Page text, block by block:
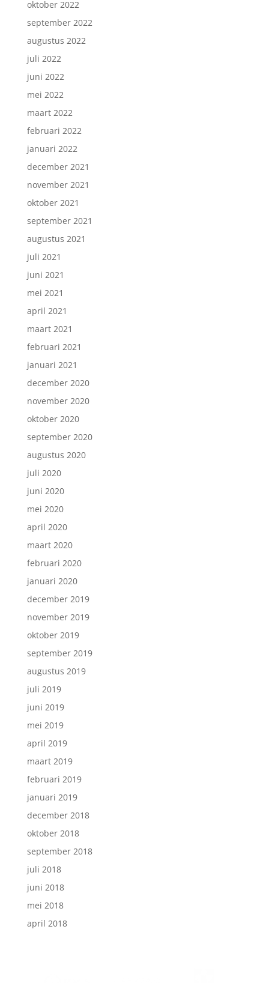
oktober 2022
september 2022
augustus 2022
juli 2022
juni 2022
mei 2022
maart 2022
februari 2022
januari 2022
december 2021
november 2021
oktober 2021
september 2021
augustus 2021
juli 2021
juni 2021
mei 2021
april 2021
maart 2021
februari 2021
januari 2021
december 2020
november 2020
oktober 2020
september 2020
augustus 2020
juli 2020
juni 2020
mei 2020
april 2020
maart 2020
februari 2020
januari 2020
december 2019
november 2019
oktober 2019
september 2019
augustus 2019
juli 2019
juni 2019
mei 2019
april 2019
maart 2019
februari 2019
januari 2019
december 2018
oktober 2018
september 2018
juli 2018
juni 2018
mei 2018
april 2018